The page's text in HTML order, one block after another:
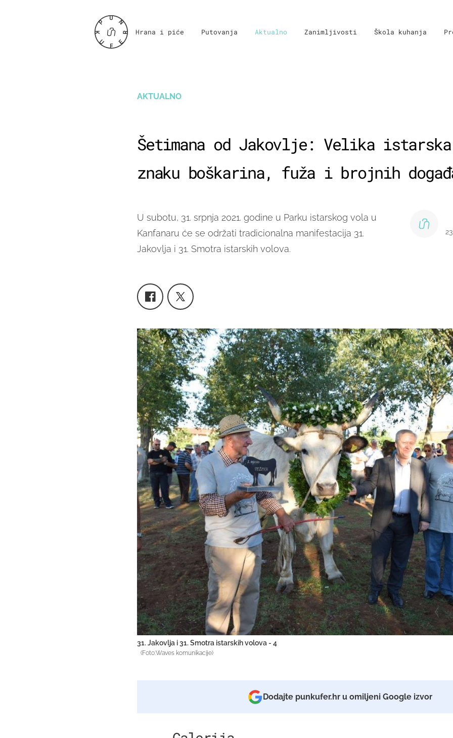
Hrana i piće Putovanja Aktualno Zanimljivosti Škola kuhanja
AKTUALNO
Šetimana od Jakovlje: Velika
znaku boškarina, fuža i brojnih
U subotu, 31. srpnja 2021. godine u Parku istarskog vola u
Kanfanaru će se održati tradicionalna manifestacija 31.
Jakovlja i 31. Smotra istarskih volova.
31. Jakovlja i 31. Smotra istarskih volova - 4
(Foto:Waves komunikacije)
Dodajte punkufer.hr u omiljeni Google izvor